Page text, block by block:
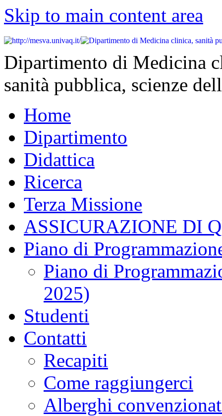
Skip to main content area
Dipartimento di Medicina
sanità pubblica, scienze
Home
Dipartimento
Didattica
Ricerca
Terza Missione
ASSICURAZIONE DI
Piano di
Piano di
2025)
Studenti
Contatti
Recapiti
Come raggiungerci
Alberghi